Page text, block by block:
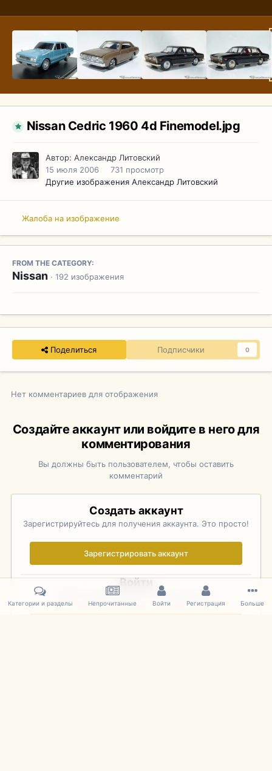
Nissan Cedric 1960 4d Finemodel.jpg
Автор: Александр Литовский
15 июля 2006
731 просмотр
Другие изображения Александр Литовский
Жалоба на изображение
FROM THE CATEGORY:
Nissan · 192 изображения
Поделиться Подписчики 0
Нет комментариев для отображения
Создайте аккаунт или войдите в него для
комментирования
Вы должны быть пользователем, чтобы оставить
комментарий
Создать аккаунт
Зарегистрируйтесь для получения аккаунта. Это просто!
Зарегистрировать аккаунт
Войти
Уже зарегистрированы? Войдите здесь.
Категории и разделы Непрочитанные Войти Регистрация Больше